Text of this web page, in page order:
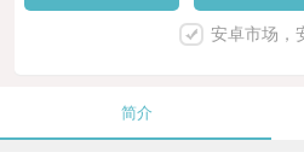
安卓市场，
简介